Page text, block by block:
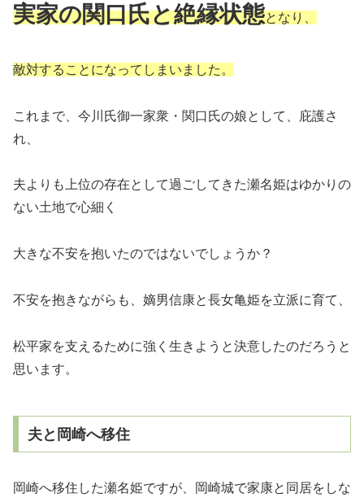
実家の関口氏と絶縁状態となり、
敵対することになってしまいました。
これまで、今川氏御一家衆・関口氏の娘として、庇護さ
れ、
夫よりも上位の存在として過ごしてきた瀬名姫はゆかりの
ない土地で心細く
大きな不安を抱いたのではないでしょうか？
不安を抱きながらも、嫡男信康と長女亀姫を立派に育て、
松平家を支えるために強く生きようと決意したのだろうと
思います。
夫と岡崎へ移住
岡崎へ移住した瀬名姫ですが、岡崎城で家康と同居をしな